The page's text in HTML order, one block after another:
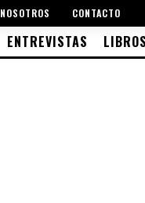
NOSOTROS CONTACTO
ENTREVISTAS LIBROS